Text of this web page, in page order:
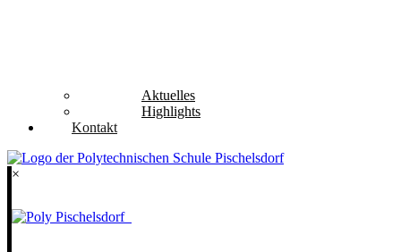
Aktuelles
Highlights
Kontakt
×